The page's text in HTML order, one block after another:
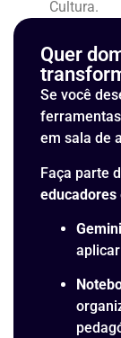
Cultura.
Quer
Se você
em sala de
Faça parte
educadores